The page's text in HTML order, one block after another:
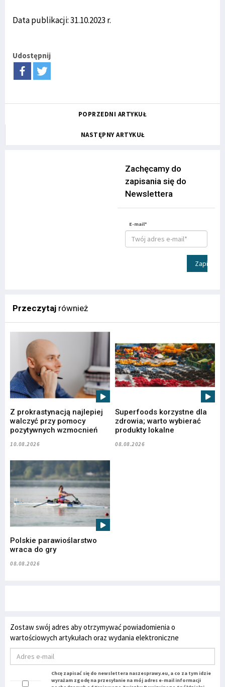
Data publikacji: 31.10.2023 r.
Udostępnij
POPRZEDNI ARTYKUŁ
NASTĘPNY ARTYKUŁ
Zachęcamy do
zapisania się do
Newslettera
E-mail*
Zapisz
Przeczytaj również
Z prokrastynacją najlepiej
walczyć przy pomocy
pozytywnych wzmocnień
10.08.2026
Superfoods korzystne dla
zdrowia; warto wybierać
produkty lokalne
08.08.2026
Polskie parawioślarstwo
wraca do gry
08.08.2026
Zostaw swój adres aby otrzymywać powiadomienia o
wartościowych artykułach oraz wydania elektroniczne
Chcę zapisać się do newslettera naszesprawy.eu, a co za tym idzie
wyrażam zgodę na przesyłanie na mój adres e-mail informacji